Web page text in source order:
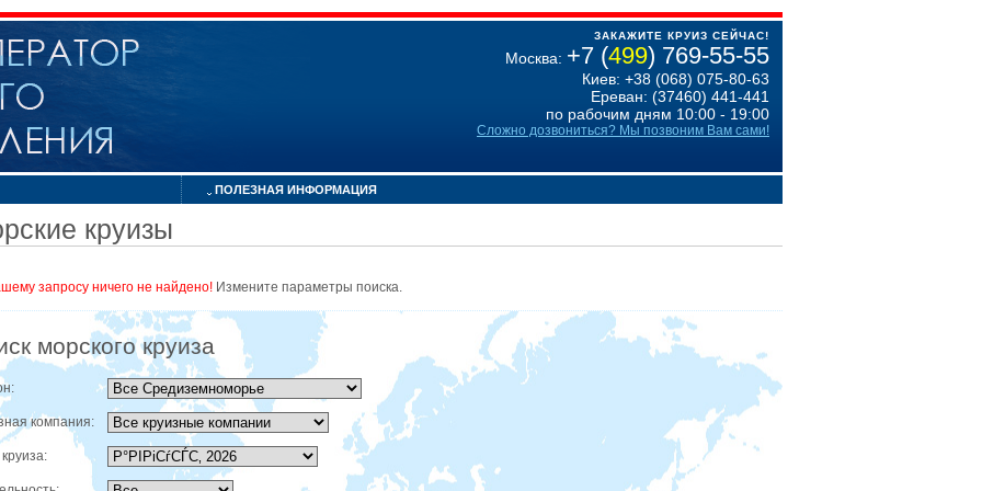
ЗАКАЖИТЕ КРУИЗ СЕЙЧАС!
Москва: +7 (499) 769-55-55
Киев: +38 (068) 075-80-63
Ереван: (37460) 441-441
по рабочим дням 10:00 - 19:00
Сложно дозвониться? Мы позвоним Вам сами!
ПОЛЕЗНАЯ ИНФОРМАЦИЯ
круизы
запросу ничего не найдено! Измените параметры поиска.
морского круиза
компания: